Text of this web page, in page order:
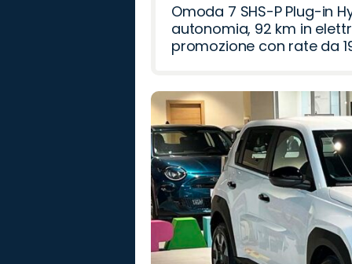
Omoda 7 SHS-P Plug-in
autonomia, 92 km in
promozione con rate da